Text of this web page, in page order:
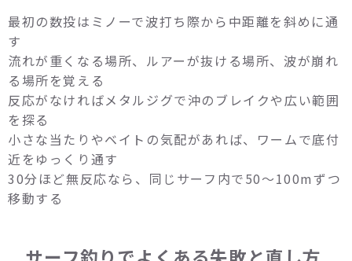
最初の数投はミノーで波打ち際から中距離を斜めに通
す
流れが重くなる場所、ルアーが抜ける場所、波が崩れ
る場所を覚える
反応がなければメタルジグで沖のブレイクや広い範囲
を探る
小さな当たりやベイトの気配があれば、ワームで底付
近をゆっくり通す
30分ほど無反応なら、同じサーフ内で50〜100mずつ
移動する